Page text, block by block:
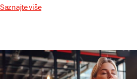
Saznajte više